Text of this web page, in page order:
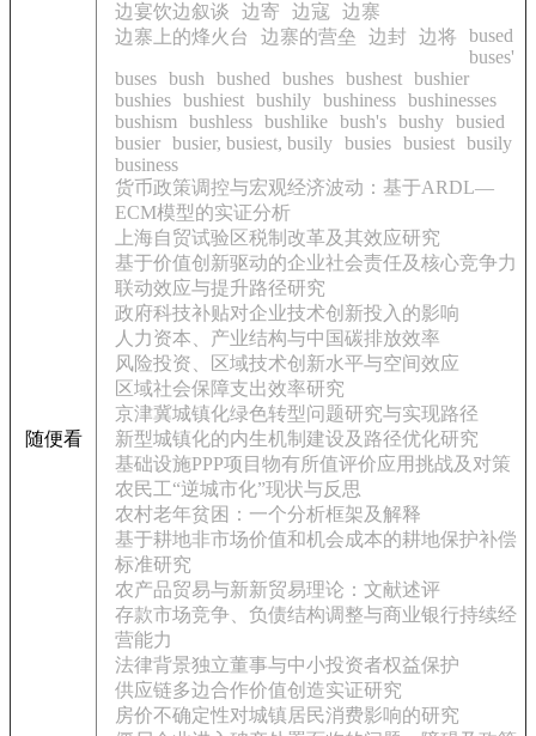
随便看
边宴饮边叙谈
边寄 边寇
边寨
边寨上的烽火台
边寨的营垒 边封 边将
bused
buses'
buses bush bushed bushes bushest bushier
bushies bushiest bushily bushiness bushinesses
bushism
bushless bushlike bush's bushy busied
busier busier, busiest, busily busies busiest busily
business
货币政策调控与宏观经济波动：基于ARDL—
ECM模型的实证分析
上海自贸试验区税制改革及其效应研究
基于价值创新驱动的企业社会责任及核心竞争力
联动效应与提升路径研究
政府科技补贴对企业技术创新投入的影响
人力资本、产业结构与中国碳排放效率
风险投资、区域技术创新水平与空间效应
区域社会保障支出效率研究
京津冀城镇化绿色转型问题研究与实现路径
新型城镇化的内生机制建设及路径优化研究
基础设施PPP项目物有所值评价应用挑战及对策
农民工“逆城市化”现状与反思
农村老年贫困：一个分析框架及解释
基于耕地非市场价值和机会成本的耕地保护补偿
标准研究
农产品贸易与新新贸易理论：文献述评
存款市场竞争、负债结构调整与商业银行持续经
营能力
法律背景独立董事与中小投资者权益保护
供应链多边合作价值创造实证研究
房价不确定性对城镇居民消费影响的研究